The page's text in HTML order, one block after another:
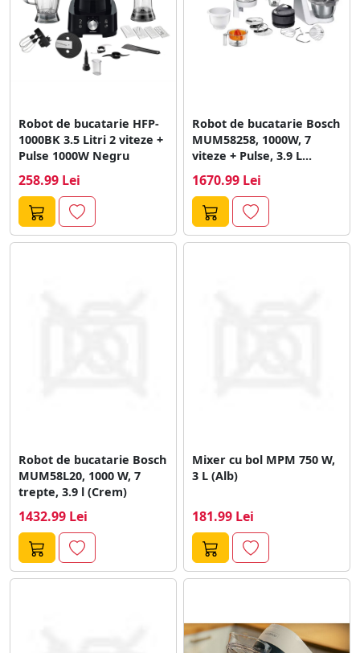
Robot de bucatarie HFP-
1000BK 3.5 Litri 2 viteze +
Pulse 1000W Negru
258.99 Lei
Robot de bucatarie Bosch
MUM58258, 1000W, 7
viteze + Pulse, 3.9 L...
1670.99 Lei
Robot de bucatarie Bosch
MUM58L20, 1000 W, 7
trepte, 3.9 l (Crem)
1432.99 Lei
Mixer cu bol MPM 750 W,
3 L (Alb)
181.99 Lei